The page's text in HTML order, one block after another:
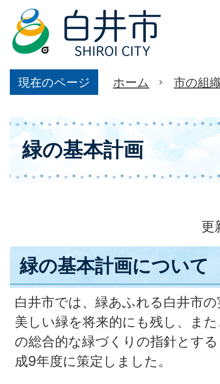
現在のページ ホーム 市の組
緑の基本計画
更
緑の基本計画について
白井市では、緑あふれる白井市
美しい緑を将来的にも残し、ま
の総合的な緑づくりの指針とす
成9年度に策定しました。